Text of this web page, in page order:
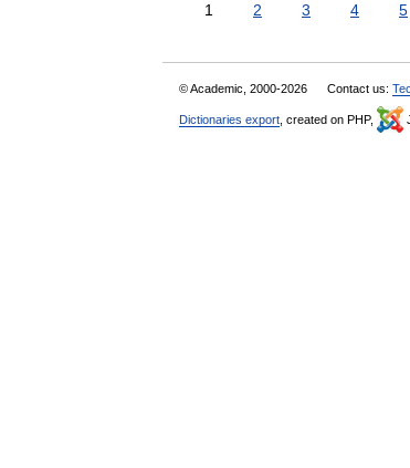
1 2 3 4 5
© Academic, 2000-2026 Contact us:
Dictionaries export , created on PHP,